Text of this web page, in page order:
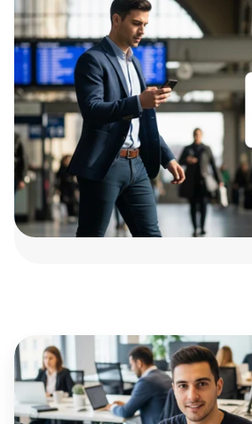
Arbeitsplatz-
Buchungssystem